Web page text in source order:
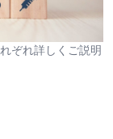
ぞれ詳しくご説明